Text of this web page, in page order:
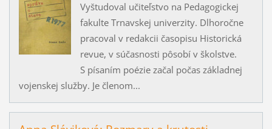
Vyštudoval učiteľstvo na Pedagogickej
fakulte Trnavskej univerzity. Dlhoročne
pracoval v redakcii časopisu Historická
revue, v súčasnosti pôsobí v školstve.
S písaním poézie začal počas základnej
vojenskej služby. Je členom...